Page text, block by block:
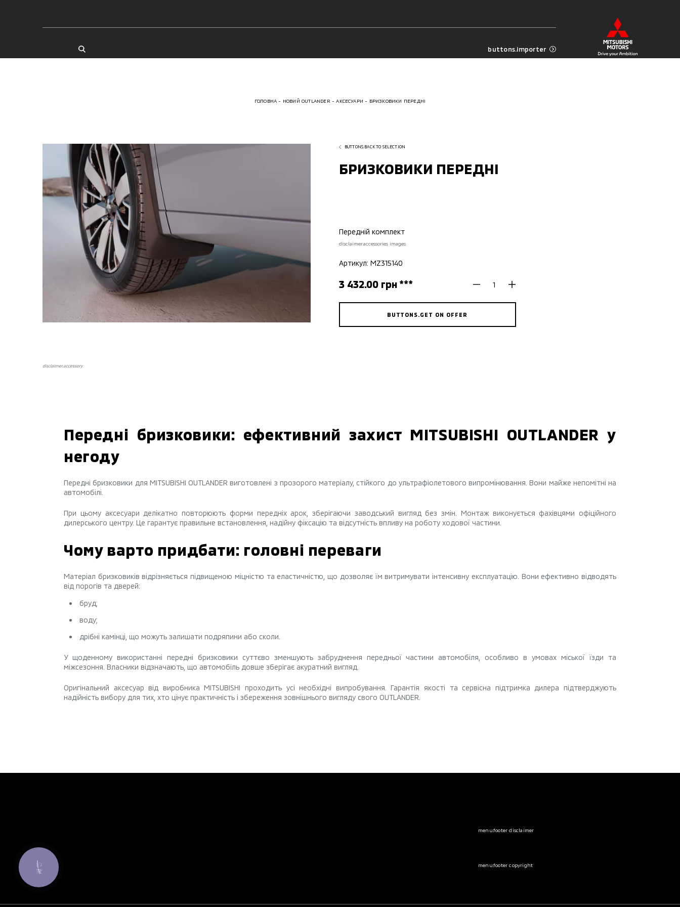
buttons.importer
ГОЛОВНА НОВИЙ OUTLANDER АКСЕСУАРИ БРИЗКОВИКИ ПЕРЕДНІ
BUTTONS.BACK TO SELECTION
БРИЗКОВИКИ ПЕРЕДНІ
Передній комплект
disclaimer.accessories images
Артикул: MZ315140
3 432.00 грн ***
BUTTONS.GET ON OFFER
disclaimer.аccessory
Передні бризковики: ефективний захист MITSUBISHI OUTLANDER у
негоду
Передні бризковики для MITSUBISHI OUTLANDER виготовлені з прозорого матеріалу, стійкого до ультрафіолетового випромінювання. Вони майже непомітні на
автомобілі.
При цьому аксесуари делікатно повторюють форми передніх арок, зберігаючи заводський вигляд без змін. Монтаж виконується фахівцями офіційного
дилерського центру. Це гарантує правильне встановлення, надійну фіксацію та відсутність впливу на роботу ходової частини.
Чому варто придбати: головні переваги
Матеріал бризковиків відрізняється підвищеною міцністю та еластичністю, що дозволяє їм витримувати інтенсивну експлуатацію. Вони ефективно відводять
від порогів та дверей:
бруд;
воду;
дрібні камінці, що можуть залишати подряпини або сколи.
У щоденному використанні передні бризковики суттєво зменшують забруднення передньої частини автомобіля, особливо в умовах міської їзди та
міжсезоння. Власники відзначають, що автомобіль довше зберігає акуратний вигляд.
Оригінальний аксесуар від виробника MITSUBISHI проходить усі необхідні випробування. Гарантія якості та сервісна підтримка дилера підтверджують
надійність вибору для тих, хто цінує практичність і збереження зовнішнього вигляду свого OUTLANDER.
menu.footer disclaimer
menu.footer copyright
КНОПКА
ЗВ'ЯЗКУ